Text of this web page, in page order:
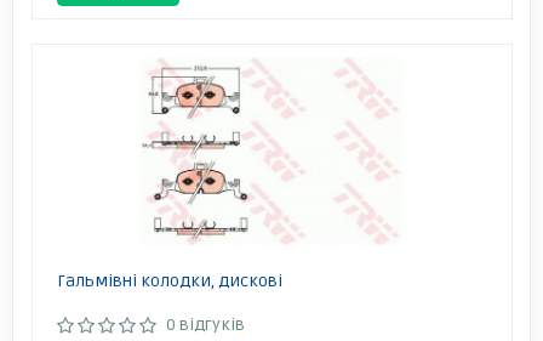
Гальмівні колодки, дискові
0 відгуків